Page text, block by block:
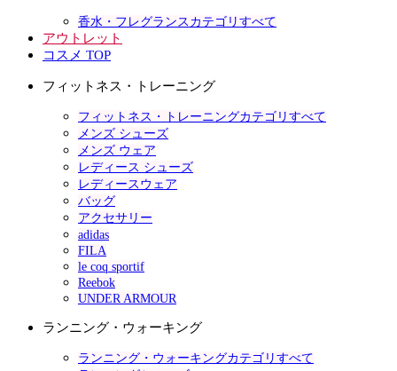
香水・フレグランスカテゴリすべて
アウトレット
コスメ TOP
フィットネス・トレーニング
フィットネス・トレーニングカテゴリすべて
メンズ シューズ
メンズ ウェア
レディース シューズ
レディースウェア
バッグ
アクセサリー
adidas
FILA
le coq sportif
Reebok
UNDER ARMOUR
ランニング・ウォーキング
ランニング・ウォーキングカテゴリすべて